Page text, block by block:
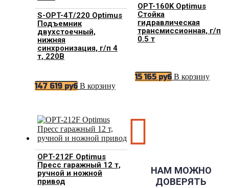
S-OPT-4T/220 Optimus
Подъемник
двухстоечный,
нижняя
синхронизация, г/п 4
т, 220В
147 619 руб В корзину
OPT-160K Optimus
Стойка
гидравлическая
трансмиссионная, г/п
0.5 т
15 165 руб В корзину
OPT-212F Optimus
Пресс гаражный 12 т,
ручной и ножной
привод

НАМ МОЖНО
ДОВЕРЯТЬ